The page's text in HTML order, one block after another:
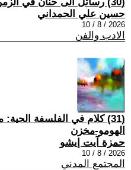
حسين علي الحمداني
2026 / 8 / 10
الادب والفن
(31) كلام في الفلسفة
الهومو-مخزن
حمزة آيت إيشو
2026 / 8 / 10
المجتمع المدني